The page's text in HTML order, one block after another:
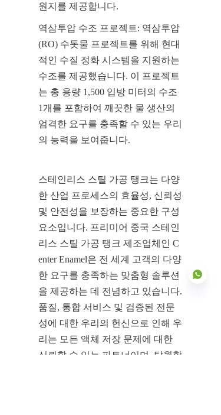
원지를 제공합니다.
역삼투압 수조 프로젝트: 역삼투압
(RO) 수돗물 프로젝트를 위해 현대
적인 수질 정화 시스템을 지원하는
수조를 제공했습니다. 이 프로젝트
는 총 용량 1,500 입방 미터의 수조
1개를 포함하여 깨끗한 물 생산의
엄격한 요구를 충족할 수 있는 우리
의 능력을 보여줍니다.
스테인리스 스틸 가공 탱크는 다양
한 산업 프로세스의 효율성, 신뢰성
및 안전성을 보장하는 중요한 구성
요소입니다. 프리미어 중국 스테인
리스 스틸 가공 탱크 제조업체인 C
enter Enamel은 전 세계 고객의 다양
한 요구를 충족하는 맞춤형 솔루션
을 제공하는 데 전념하고 있습니다.
품질, 통합 서비스 및 검증된 전문
성에 대한 우리의 헌신으로 인해 우
리는 모든 액체 저장 문제에 대한
신뢰할 수 있는 파트너이며, 탁월함